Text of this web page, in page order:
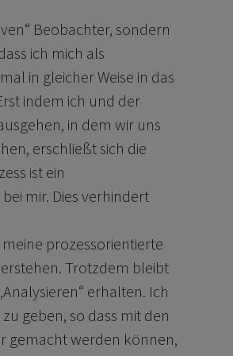
Beobachter, sondern
ich mich als
in gleicher Weise in das
indem ich und der
in dem wir uns
erschließt sich die
ist ein
mir. Dies verhindert
meine prozessorientierte
Trotzdem bleibt
erhalten. Ich
geben, so dass mit den
gemacht werden können,